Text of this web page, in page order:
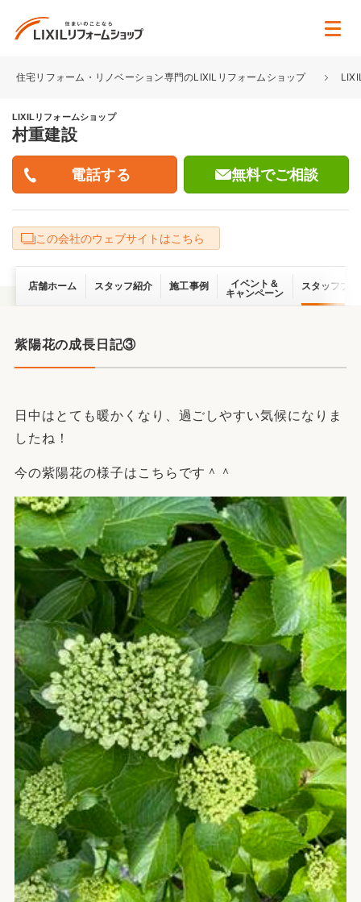
住宅リフォーム・リノベーション専門のLIXILリフォームショップ
LIXILリフォームショップ
村重建設
無料でご相談
この会社のウェブサイトはこちら
店舗ホーム スタッフ紹介 施工事例
イベント＆
キャンペーン
スタッフブ
紫陽花の成長日記③
日中はとても暖かくなり、過ごしやすい気候になりま
したね！
今の紫陽花の様子はこちらです＾＾